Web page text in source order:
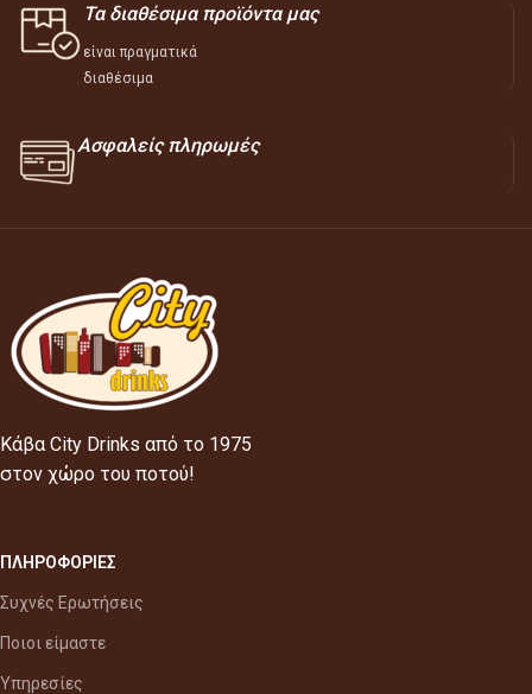
Τα διαθέσιμα προϊόντα μας
είναι πραγματικά
διαθέσιμα
Ασφαλείς πληρωμές
Κάβα City Drinks από το 1975
στον χώρο του ποτού!
ΠΛΗΡΟΦΟΡΙΕΣ
Συχνές Ερωτήσεις
Ποιοι είμαστε
Υπηρεσίες